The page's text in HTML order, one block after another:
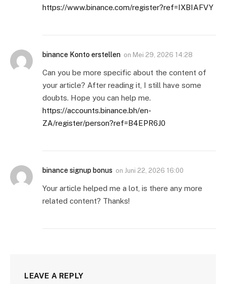
https://www.binance.com/register?ref=IXBIAFVY
binance Konto erstellen on Mei 29, 2026 14:28
Can you be more specific about the content of
your article? After reading it, I still have some
doubts. Hope you can help me.
https://accounts.binance.bh/en-
ZA/register/person?ref=B4EPR6J0
binance signup bonus on Juni 22, 2026 16:00
Your article helped me a lot, is there any more
related content? Thanks!
LEAVE A REPLY